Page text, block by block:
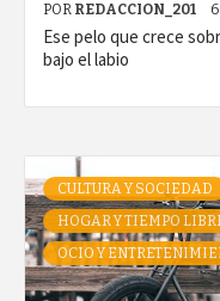
POR REDACCION_201
Ese pelo que crece
bajo el labio
CULTURA Y SOCIEDAD
HOGAR Y TIEMPO
OCIO Y